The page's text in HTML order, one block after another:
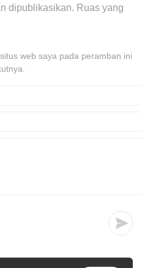
dipublikasikan. Ruas yang
web saya pada peramban ini